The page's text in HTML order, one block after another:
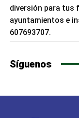
diversión para tus
ayuntamientos e
607693707.
Síguenos